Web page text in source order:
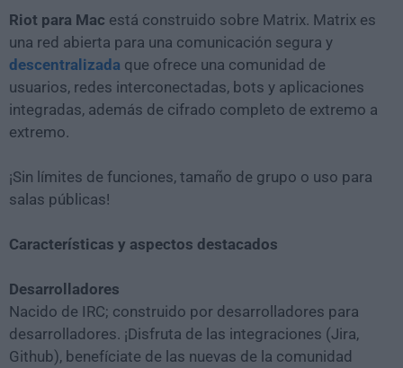
Riot para Mac está construido sobre Matrix. Matrix es
una red abierta para una comunicación segura y
descentralizada que ofrece una comunidad de
usuarios, redes interconectadas, bots y aplicaciones
integradas, además de cifrado completo de extremo a
extremo.
¡Sin límites de funciones, tamaño de grupo o uso para
salas públicas!
Características y aspectos destacados
Desarrolladores
Nacido de IRC; construido por desarrolladores para
desarrolladores. ¡Disfruta de las integraciones (Jira,
Github), benefíciate de las nuevas de la comunidad